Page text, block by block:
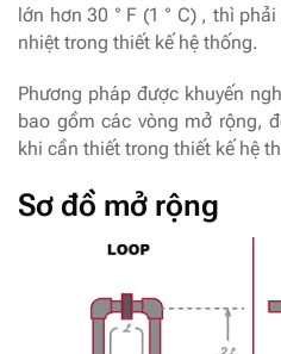
lớn hơn 30 ° F (1 ° C) , thì
nhiệt trong thiết kế hệ thống.
Phương pháp được khuyến
bao gồm các vòng mở rộng,
khi cần thiết trong thiết kế hệ
Sơ đồ mở rộng